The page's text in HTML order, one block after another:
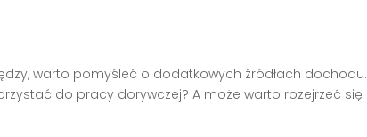
warto pomyśleć o dodatkowych źródłach dochodu.
do pracy dorywczej? A może warto rozejrzeć się